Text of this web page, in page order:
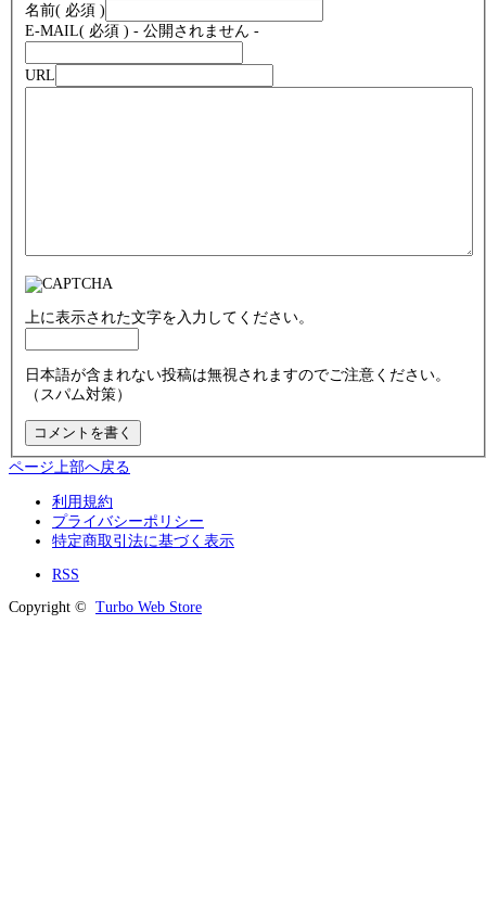
名前( 必須 )
E-MAIL( 必須 ) - 公開されません -
URL
上に表示された文字を入力してください。
日本語が含まれない投稿は無視されますのでご注意ください。
（スパム対策）
ページ上部へ戻る
利用規約
プライバシーポリシー
特定商取引法に基づく表示
RSS
Copyright © Turbo Web Store